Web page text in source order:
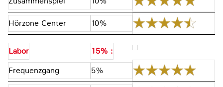
Hörzone Center 10%
Labor
15% :
Frequenzgang
5%